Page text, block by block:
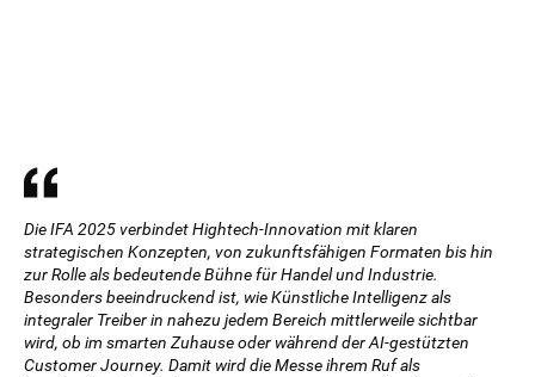
Die IFA 2025 verbindet Hightech-Innovation mit klaren
strategischen Konzepten, von zukunftsfähigen Formaten bis hin
zur Rolle als bedeutende Bühne für Handel und Industrie.
Besonders beeindruckend ist, wie Künstliche Intelligenz als
integraler Treiber in nahezu jedem Bereich mittlerweile sichtbar
wird, ob im smarten Zuhause oder während der AI‑gestützten
Customer Journey. Damit wird die Messe ihrem Ruf als